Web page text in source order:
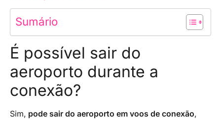
Sumário
É possível sair do
aeroporto durante a
conexão?
Sim, pode sair do aeroporto em voos de conexão,